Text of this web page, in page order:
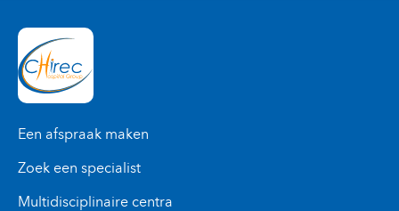
Een afspraak maken
Zoek een specialist
Multidisciplinaire centra